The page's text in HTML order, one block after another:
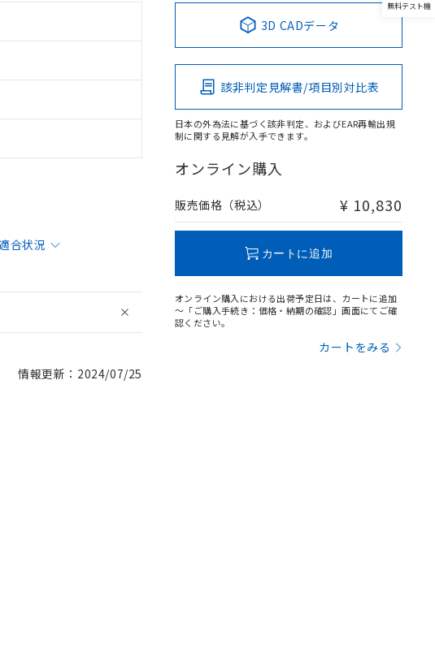
合状況
情報更新：2024/07/25
3D CADデータ
該非判定見解書/項目別対比表
日本の外為法に基づく該非判定、およびEAR再輸出規
制に関する見解が入手できます。
オンライン購入
販売価格（税込） ¥ 10,830
カートに追加
オンライン購入における出荷予定日は、カートに追加
～「ご購入手続き：価格・納期の確認」画面にてご確
認ください。
カートをみる
無料テスト機